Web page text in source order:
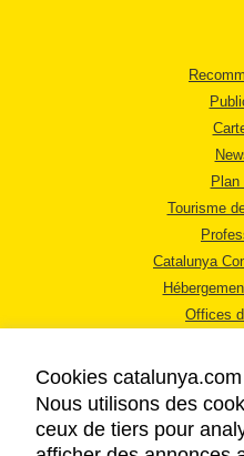
Tourisme
Catalunya
Offices
Cookies catalunya.com
Nous utilisons des
ceux de tiers pour